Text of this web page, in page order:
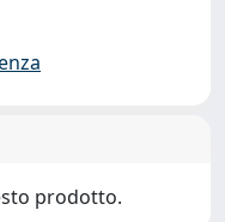
prodotto.